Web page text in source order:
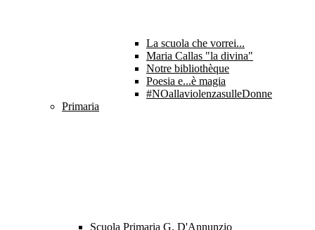
La scuola che vorrei...
Maria Callas "la divina"
Notre bibliothèque
Poesia e...è magia
#NOallaviolenzasulleDonne
Primaria
Scuola Primaria G. D'Annunzio